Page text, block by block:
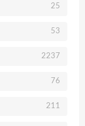
25
53
2237
76
211